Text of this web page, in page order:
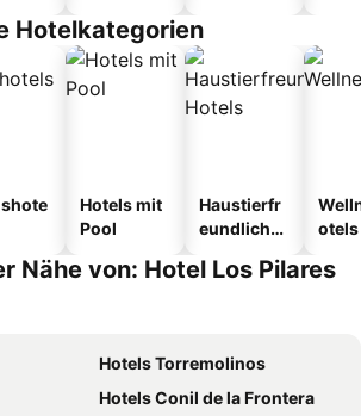
Hotelkategorien
Hotels mit
Pool
Haustierfr
eundliche
otels
Nähe von: Hotel Los Pilares
Hotels Torremolinos
Hotels Conil de la Frontera